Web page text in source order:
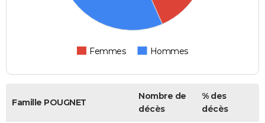
Femmes Hommes
Famille POUGNET
Nombre de
décès
% des
décès